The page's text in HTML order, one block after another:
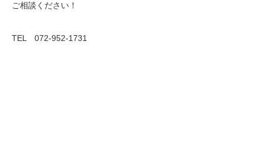
ご相談ください！
TEL 072-952-1731